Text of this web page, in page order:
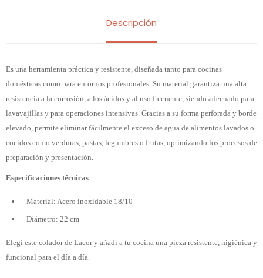
Descripción
Es una herramienta práctica y resistente, diseñada tanto para cocinas
domésticas como para entornos profesionales. Su material garantiza una alta
resistencia a la corrosión, a los ácidos y al uso frecuente, siendo adecuado para
lavavajillas y para operaciones intensivas. Gracias a su forma perforada y borde
elevado, permite eliminar fácilmente el exceso de agua de alimentos lavados o
cocidos como verduras, pastas, legumbres o frutas, optimizando los procesos de
preparación y presentación.
Especificaciones técnicas
Material: Acero inoxidable 18/10
Diámetro: 22 cm
Elegí este colador de Lacor y añadí a tu cocina una pieza resistente, higiénica y
funcional para el día a día.